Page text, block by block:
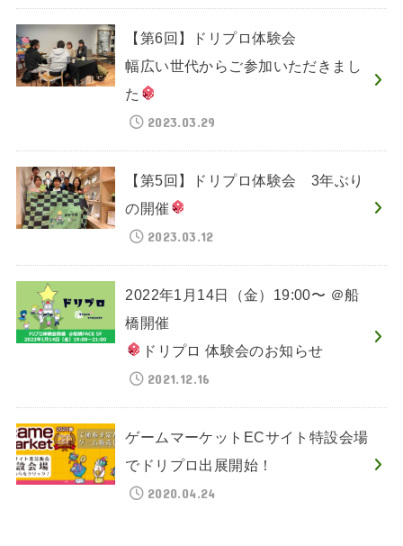
【第6回】ドリプロ体験会
幅広い世代からご参加いただきまし
た
2023.03.29
【第5回】ドリプロ体験会 3年ぶり
の開催
2023.03.12
2022年1月14日（金）19:00〜 ＠船
橋開催
ドリプロ 体験会のお知らせ
2021.12.16
ゲームマーケットECサイト特設会場
でドリプロ出展開始！
2020.04.24